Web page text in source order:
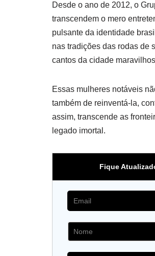
Desde o ano de 2012, o
transcendem o mero
pulsante da identidade
nas tradições das rodas de
cantos da cidade
Essas mulheres notáveis
também de reinventá-la,
assim, transcende as
legado imortal.
Fique